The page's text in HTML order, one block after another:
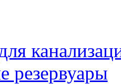
резервуары